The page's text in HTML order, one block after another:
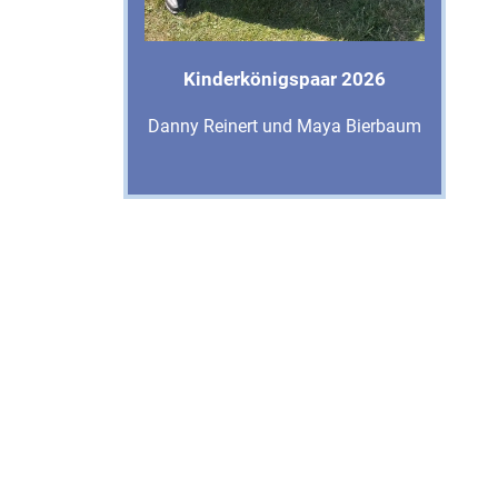
Kinderkönigspaar 2026
Danny Reinert und Maya Bierbaum